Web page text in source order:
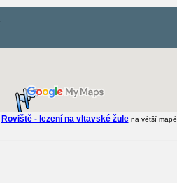
Roviště - lezení na vltavské žulena větší mapě